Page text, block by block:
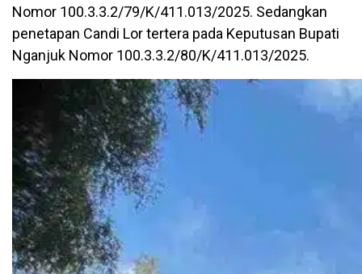
Nomor 100.3.3.2/79/K/411.013/2025. Sedangkan
penetapan Candi Lor tertera pada Keputusan Bupati
Nganjuk Nomor 100.3.3.2/80/K/411.013/2025.